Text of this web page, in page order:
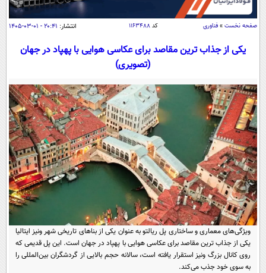
اقتصاد
اقتصادی
خودرو
جامعه
اجتماعی
حوادث
سلامت
یک برش دانایی
محیط زیست
سفر و تفریح
ورزشی
بین الملل
سیاست خارجی
فرهنگ و هنر
علم و دانش
فناوری و It
علمی
اخبار کریپتو
قرآن
گوناگون
سرگرمی
باشگاه مغز
مجله تصویری سلاح
فیلم
اقتصاد
ورزش
سیاست
عصر ایران 2
خواندنی ها و دیدنی ها
داستان کوتاه
آموزش زبان
صفحه نخست » فناوری کد ۱۱۶۳۴۸۸ انتشار: ۲۰:۴۱ - ۰۱-۰۳-۱۴۰۵
یکی از جذاب ترین مقاصد برای عکاسی هوایی با پهپاد در جهان
(تصویری)
ویژگی‌های معماری و ساختاری پل ریالتو به عنوان یکی از بناهای تاریخی شهر ونیز ایتالیا
یکی از جذاب ترین مقاصد برای عکاسی هوایی با پهپاد در جهان است. این پل قدیمی که
روی کانال بزرگ ونیز استقرار یافته است، سالانه حجم بالایی از گردشگران بین‌المللی را
به سوی خود جذب می‌کند.